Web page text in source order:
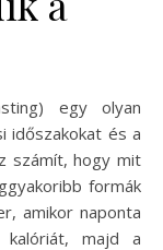
egy olyan
időszakokat és a
számít, hogy mit
formák
amikor naponta
majd a